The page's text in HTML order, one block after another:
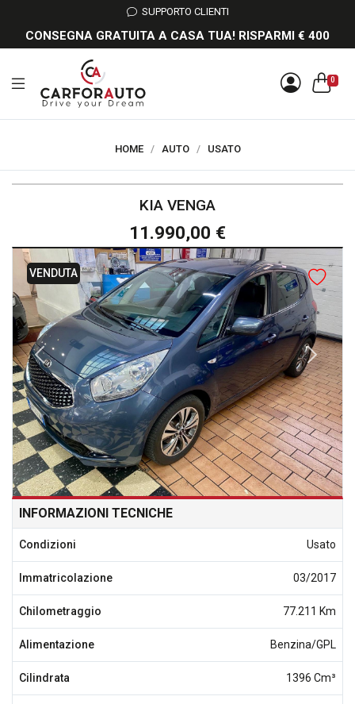
SUPPORTO CLIENTI
CONSEGNA GRATUITA A CASA TUA! RISPARMI € 400
0
HOME / AUTO / USATO
KIA VENGA
11.990,00 €
VENDUTA
INFORMAZIONI TECNICHE
Condizioni Usato
Immatricolazione 03/2017
Chilometraggio 77.211 Km
Alimentazione Benzina/GPL
Cilindrata 1396 Cm³